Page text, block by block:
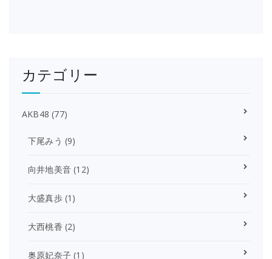
カテゴリー
AKB48 (77)
下尾みう (9)
向井地美音 (12)
大盛真歩(1)
大西桃香 (2)
奥原妃奈子 (1)